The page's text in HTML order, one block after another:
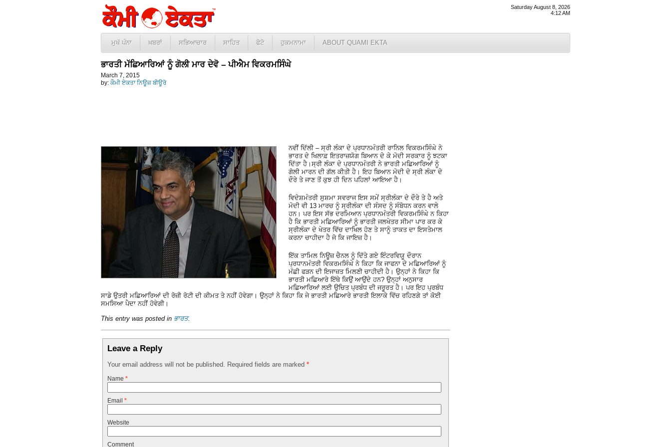
Saturday August 8, 2026
4:12 AM
ਮੁਖੱ ਪੰਨਾ ਖ਼ਬਰਾਂ ਸਭਿਆਚਾਰ ਸਾਹਿਤ ਫੋਟੋ ਹੁਕਮਨਾਮਾ ABOUT QUAMI EKTA
ਭਾਰਤੀ ਮੱਛਿਆਰਿਆਂ ਨੂੰ ਗੋਲੀ ਮਾਰ ਦੇਵੋ – ਪੀਐਮ ਵਿਕਰਮਸਿੰਘੇ
March 7, 2015
by: ਕੌਮੀ ਏਕਤਾ ਨਿਊਜ਼ ਬੀਊਰੋ
ਨਵੀਂ ਦਿੱਲੀ – ਸ੍ਰੀ ਲੰਕਾ ਦੇ ਪ੍ਰਧਾਨਮੰਤਰੀ ਰਾਨਿਲ ਵਿਕਰਮਸਿੰਘੇ ਨੇ
ਭਾਰਤ ਦੇ ਖਿਲਾਫ਼ ਇਤਰਾਜ਼ਯੋਗ ਬਿਆਨ ਦੇ ਕੇ ਮੋਦੀ ਸਰਕਾਰ ਨੂੰ ਝਟਕਾ
ਦਿੱਤਾ ਹੈ।ਸ੍ਰੀ ਲੰਕਾ ਦੇ ਪ੍ਰਧਾਨਮੰਤਰੀ ਨੇ ਭਾਰਤੀ ਮਛਿਆਰਿਆਂ ਨੂੰ
ਗੋਲੀ ਮਾਰਨ ਦੀ ਗੱਲ ਕੀਤੀ ਹੈ। ਇਹ ਬਿਆਨ ਮੋਦੀ ਦੇ ਸ੍ਰੀ ਲੰਕਾ ਦੇ
ਦੌਰੇ ਤੇ ਜਾਣ ਤੋਂ ਕੁਝ ਹੀ ਦਿਨ ਪਹਿਲਾਂ ਆਇਆ ਹੈ।
ਵਿਦੇਸ਼ਮੰਤਰੀ ਸੁਸ਼ਮਾ ਸਵਰਾਜ ਇਸ ਸਮੇਂ ਸ੍ਰੀਲੰਕਾ ਦੇ ਦੌਰੇ ਤੇ ਹੈ ਅਤੇ
ਮੋਦੀ ਵੀ 13 ਮਾਰਚ ਨੂੰ ਸ੍ਰੀਲੰਕਾ ਦੀ ਸੰਸਦ ਨੂੰ ਸੰਬੋਧਨ ਕਰਨ ਵਾਲੇ
ਹਨ। ਪਰ ਇਸ ਸੱਭ ਦਰਮਿਆਨ ਪ੍ਰਧਾਨਮੰਤਰੀ ਵਿਕਰਮਸਿੰਘੇ ਨ ਕਿਹਾ
ਹੈ ਕਿ ਭਾਰਤੀ ਮਛਿਆਰਿਆਂ ਨੂੰ ਭਾਰਤੀ ਜਲਖੇਤਰ ਸੀਮਾ ਪਾਰ ਕਰ ਕੇ
ਸ੍ਰੀਲੰਕਾ ਦੇ ਖੇਤਰ ਵਿੱਚ ਦਾਖਿਲ ਹੋਣ ਤੇ ਸਾਨੂੰ ਤਾਕਤ ਦਾ ਇਸਤੇਮਾਲ
ਕਰਨਾ ਚਾਹੀਦਾ ਹੈ ਜੋ ਕਿ ਜਾਇਜ਼ ਹੈ।
ਇੱਕ ਤਾਮਿਲ ਨਿਊਜ਼ ਚੈਨਲ ਨੂੰ ਦਿੱਤੇ ਗਏ ਇੰਟਰਵਿਯੂ ਦੌਰਾਨ
ਪ੍ਰਧਾਨਮੰਤਰੀ ਵਿਕਰਮਸਿੰਘੇ ਨੇ ਕਿਹਾ ਕਿ ਜਾਫਨਾ ਦੇ ਮਛਿਆਰਿਆਂ ਨੂੰ
ਮੱਛੀ ਫੜਨ ਦੀ ਇਜਾਜ਼ਤ ਮਿਲਣੀ ਚਾਹੀਦੀ ਹੈ। ਉਨ੍ਹਾਂ ਨੇ ਕਿਹਾ ਕਿ
ਭਾਰਤੀ ਮਛਿਆਰੇ ਇੱਥੇ ਕਿਉਂ ਆਉਂਦੇ ਹਨ? ਉਨ੍ਹਾਂ ਅਨੁਸਾਰ
ਮਛਿਆਰਿਆਂ ਲਈ ਉਚਿਤ ਪ੍ਰਬੰਧ ਦੀ ਜਰੂਰਤ ਹੈ। ਪਰ ਇਹ ਪ੍ਰਬੰਧ
ਸਾਡੇ ਉਤਰੀ ਮਛਿਆਰਿਆਂ ਦੀ ਰੋਜ਼ੀ ਰੋਟੀ ਦੀ ਕੀਮਤ ਤੇ ਨਹੀਂ ਹੋਵੇਗਾ। ਉਨ੍ਹਾਂ ਨੇ ਕਿਹਾ ਕਿ ਜੇ ਭਾਰਤੀ ਮਛਿਆਰੇ ਭਾਰਤੀ ਇਲਾਕੇ ਵਿੱਚ ਰਹਿਣਗੇ ਤਾਂ ਕੋਈ
ਸਮਸਿਆ ਪੈਦਾ ਨਹੀਂ ਹੋਵੇਗੀ।
This entry was posted in ਭਾਰਤ.
Leave a Reply
Your email address will not be published. Required fields are marked *
Name *
Email *
Website
Comment